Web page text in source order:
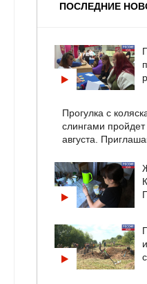
ПОСЛЕДНИЕ
Прогулка с
слингами
августа.